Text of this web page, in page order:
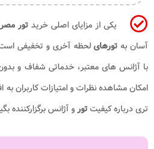
یکی از مزایای اصلی خرید تور مصر
آسان به تورهایلحظه آخری و تخفیفی
با آژانس های معتبر، خدماتی شفاف و
امکان مشاهده نظرات و امتیازات کاربران
تری درباره کیفیتتورو آژانس برگزارکننده